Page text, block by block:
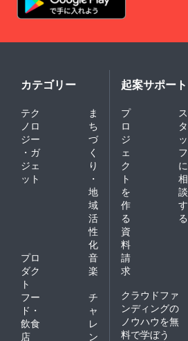
カテゴリー
テク
ノロ
ジー
・ガ
ジェ
ット
ま
ち
づ
く
り
・
地
域
活
性
化
プロ
ダク
ト
音
楽
フー
ド・
飲食
店
チ
ャ
レ
ン
起案サポート
プ
ロ
ジ
ェ
ク
ト
を
作
る
ス
タ
ッ
フ
に
相
談
す
る
資
料
請
求
クラウドファ
ンディングの
ノウハウを無
料で学ぼう